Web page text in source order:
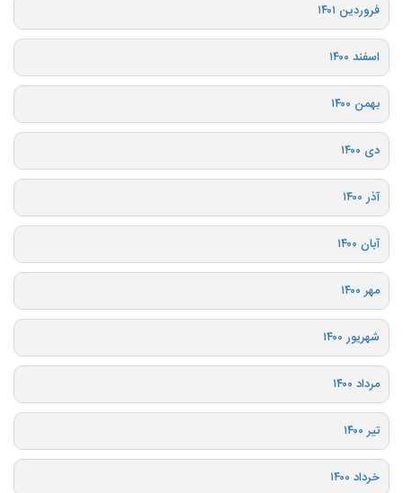
فروردین ۱۴۰۱
اسفند ۱۴۰۰
بهمن ۱۴۰۰
دی ۱۴۰۰
آذر ۱۴۰۰
آبان ۱۴۰۰
مهر ۱۴۰۰
شهریور ۱۴۰۰
مرداد ۱۴۰۰
تیر ۱۴۰۰
خرداد ۱۴۰۰